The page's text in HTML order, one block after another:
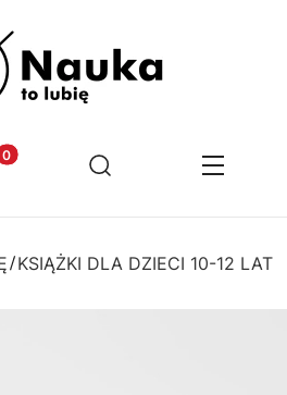
w koszyku: 0. Zobacz
Otwórz wyszukiwarkę
Szukaj Menu
KSIĄŻKI DLA DZIECI 10-12 LAT